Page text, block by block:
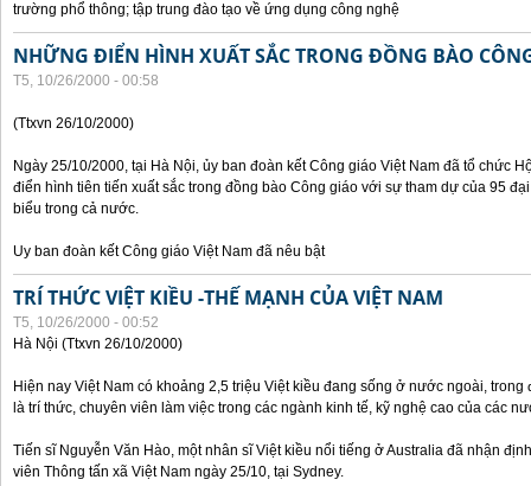
trường phổ thông; tập trung đào tạo về ứng dụng công nghệ
NHỮNG ĐIỂN HÌNH XUẤT SẮC TRONG ĐỒNG BÀO
T5, 10/26/2000 - 00:58
(Ttxvn 26/10/2000)
Ngày 25/10/2000, tại Hà Nội, ủy ban đoàn kết Công giáo Việt Nam đã tổ chức
điển hình tiên tiến xuất sắc trong đồng bào Công giáo với sự tham dự của 95
biểu trong cả nước.
Uy ban đoàn kết Công giáo Việt Nam đã nêu bật
TRÍ THỨC VIỆT KIỀU -THẾ MẠNH CỦA VIỆT NAM
T5, 10/26/2000 - 00:52
Hà Nội (Ttxvn 26/10/2000)
Hiện nay Việt Nam có khoảng 2,5 triệu Việt kiều đang sống ở nước ngoài,
là trí thức, chuyên viên làm việc trong các ngành kinh tế, kỹ nghệ cao của các
Tiến sĩ Nguyễn Văn Hào, một nhân sĩ Việt kiều nổi tiếng ở Australia đã nhận
viên Thông tấn xã Việt Nam ngày 25/10, tại Sydney.